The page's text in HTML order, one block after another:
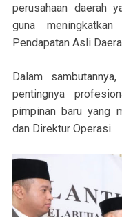
perusahaan daerah
guna
Pendapatan Asli
Dalam
pentingnya
pimpinan baru yang
dan Direktur Operasi.